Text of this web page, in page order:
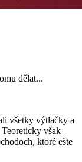
dělat...
všetky výtlačky a
však
ktoré ešte